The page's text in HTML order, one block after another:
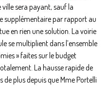
sera payant, sauf la
supplémentaire par rapport au
en rien une solution. La voirie
se multiplient dans l’ensemble
» faites sur le budget
La hausse rapide de
plus depuis que Mme Portelli